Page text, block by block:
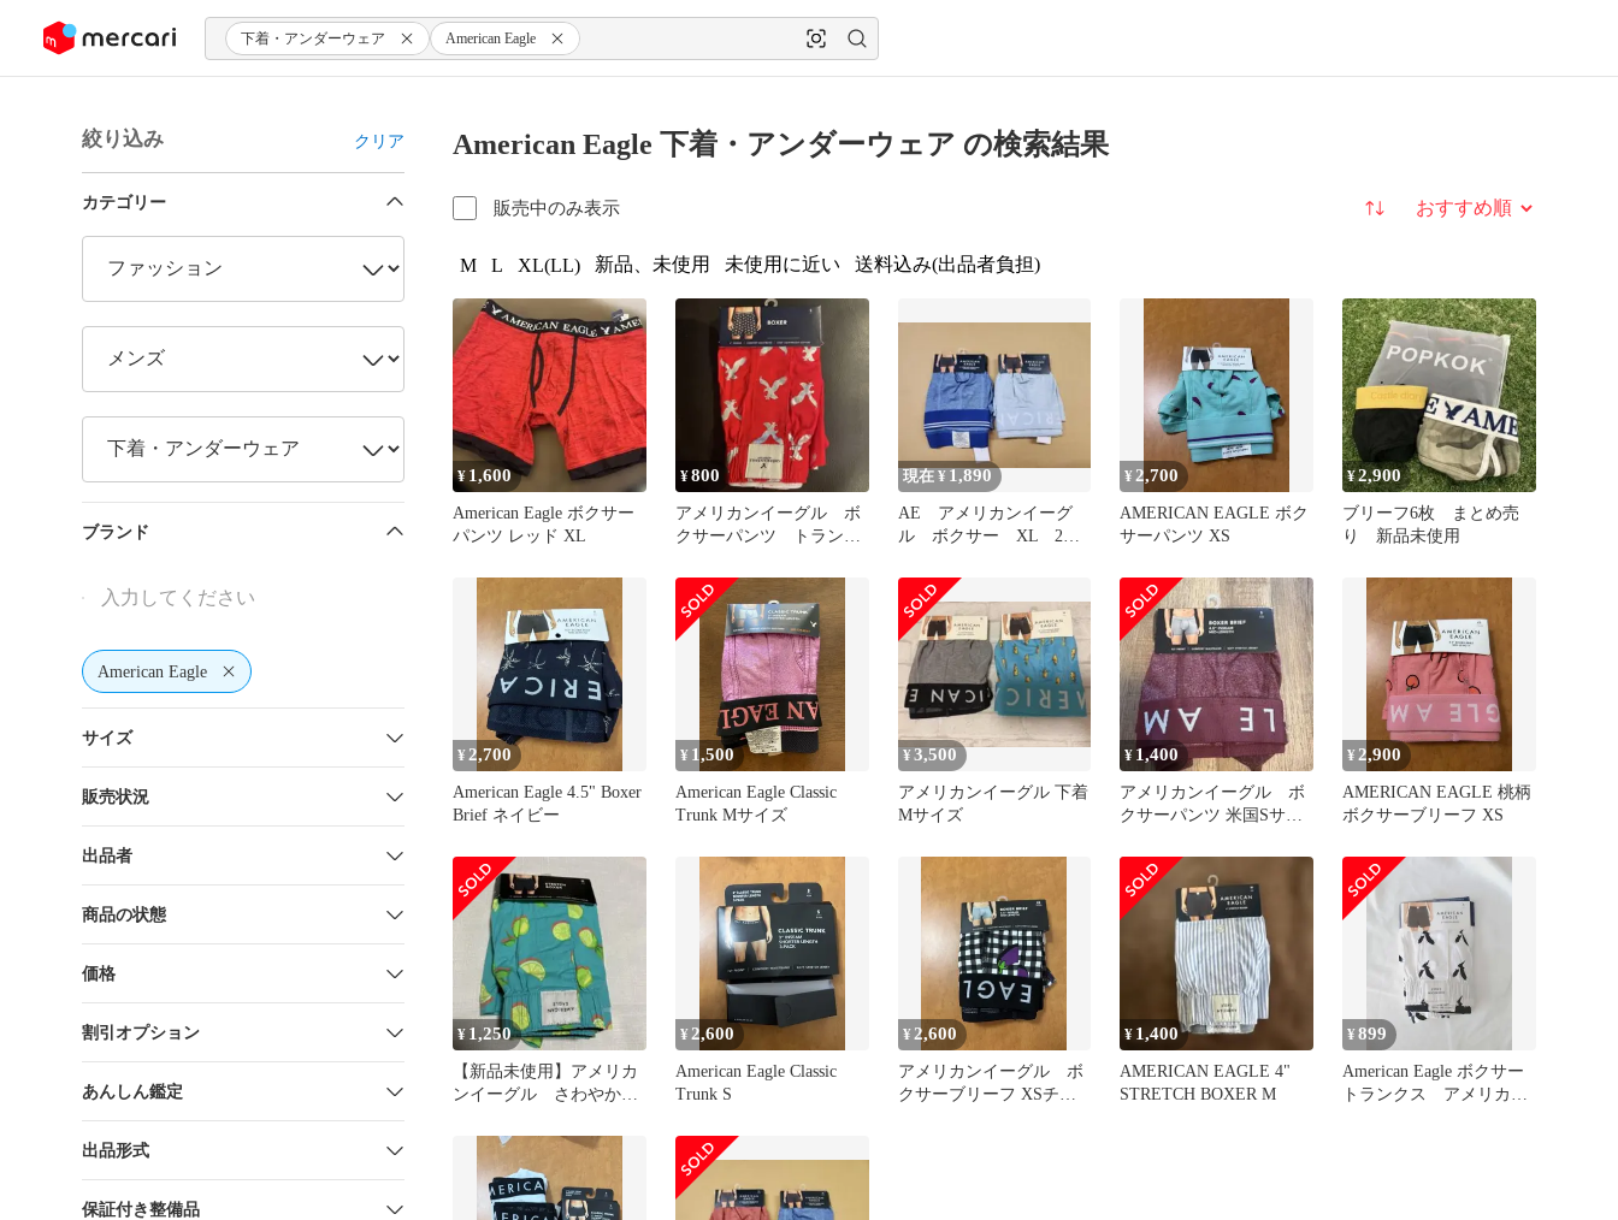
ツにスキップ 下着・アンダーウェア American Eagle
絞り込み クリア
カテゴリー
ブランド
American Eagle
サイズ
販売状況
出品者
商品の状態
価格
割引オプション
あんしん鑑定
出品形式
保証付き整備品
American Eagle 下着・アンダーウェア の検索結果
販売中のみ表示 並び替え
M L XL(LL) 新品、未使用 未使用に近い 送料込み(出品者負担)
¥ 1,600
American Eagle ボクサー
パンツ レッド XL
¥800
アメリカンイーグル ボ
クサーパンツ トランク
現在 ¥ 1,890
AE アメリカンイーグ
ル ボクサー XL 2点
セットです。
¥ 2,700
AMERICAN EAGLE ボク
サーパンツ XS
¥2,900
ブリーフ6枚 まとめ売
り 新品未使用
¥ 2,700
American Eagle 4.5" Boxer
Brief ネイビー
¥ 1,500
American Eagle Classic
Trunk Mサイズ
¥3,500
アメリカンイーグル 下着
Mサイズ
¥ 1,400
アメリカンイーグル ボ
クサーパンツ 米国Sサイ
¥ 2,900
AMERICAN EAGLE 桃柄
ボクサーブリーフ XS
¥ 1,250
【新品未使用】アメリカ
ンイーグル さわやかレ
¥ 2,600
American Eagle Classic
Trunk S
¥ 2,600
アメリカンイーグル ボ
クサーブリーフ XSチェ
¥ 1,400
AMERICAN EAGLE 4"
STRETCH BOXER M
¥899
American Eagle ボクサー
トランクス アメリカン